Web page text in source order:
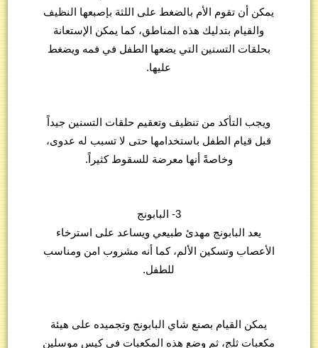
يمكن أن تقوم الأم بالضغط على اللثة بإصبعها النظيف
والقيام بتدليك هذه المناطق، كما يمكن الإستعانة
بحلقات التسنين التي يضعها الطفل في فمه ويضغط
عليها.
ويجب التأكد من تنظيف وتعقيم حلقات التسنين جيداً
قبل قيام الطفل باستخدامها حتى لا تسبب له عدوى،
وخاصةً أنها معرضة للسقوط كثيراً.
3- البابونج
يعد البابونج مهدئ طبيعي ويساعد على استرخاء
الأعصاب وتسكين الألم، كما أنه مشروب امن ومناسب
للطفل.
يمكن القيام بصنع شاي البابونج وتجميده على هيئة
مكعبات ثلج، ثم وضع هذه المكعبات في كيس موسلين